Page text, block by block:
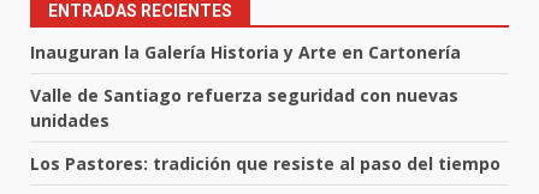
ENTRADAS RECIENTES
Inauguran la Galería Historia y Arte en Cartonería
Valle de Santiago refuerza seguridad con nuevas
unidades
Los Pastores: tradición que resiste al paso del tiempo